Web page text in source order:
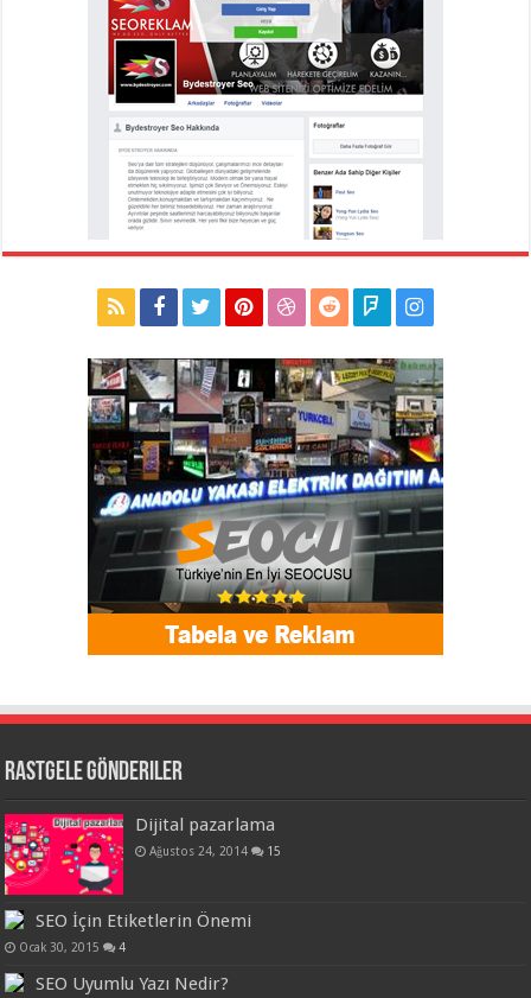
Rastgele Gönderiler
Dijital pazarlama
Ağustos 24, 2014 15
SEO İçin Etiketlerin Önemi
Ocak 30, 2015 4
SEO Uyumlu Yazı Nedir?